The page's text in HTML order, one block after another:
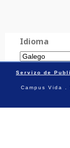
Idioma
Servizo de
Campus Vida .